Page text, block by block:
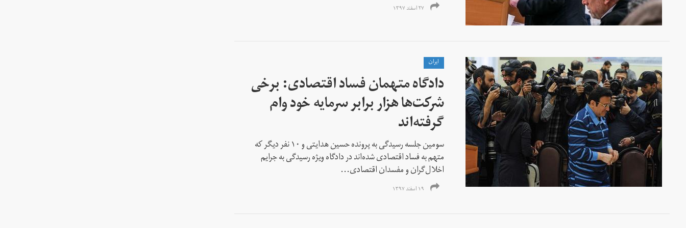
۲۷ اسفند ۱۳۹۷
ايران
دادگاه متهمان فساد اقتصادی: برخی
شرکت‌ها هزار برابر سرمایه خود وام
گرفته‌اند
سومین جلسه رسیدگی به پرونده حسین هدایتی و ۱۰ نفر دیگر که
متهم به فساد اقتصادی شده‌اند در دادگاه ویژه رسیدگی به جرایم
اخلال‌گران و مفسدان اقتصادی...
۱۹ اسفند ۱۳۹۷